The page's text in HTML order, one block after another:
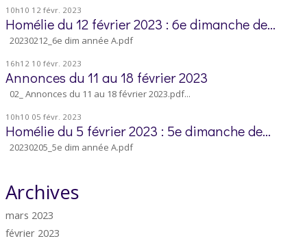
10h10 12 févr. 2023
Homélie du 12 février 2023 : 6e dimanche de...
20230212_6e dim année A.pdf
16h12 10 févr. 2023
Annonces du 11 au 18 février 2023
02_ Annonces du 11 au 18 février 2023.pdf...
10h10 05 févr. 2023
Homélie du 5 février 2023 : 5e dimanche de...
20230205_5e dim année A.pdf
Archives
mars 2023
février 2023